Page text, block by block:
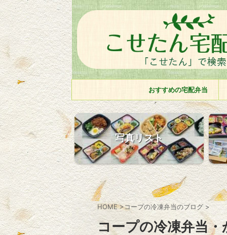
おすすめの宅配弁当
写真リスト
HOME >コープの冷凍弁当のブログ >
コープの冷凍弁当